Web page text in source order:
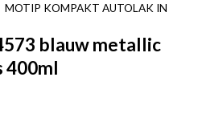
MOTIP KOMPAKT AUTOLAK IN
blauw metallic
400ml